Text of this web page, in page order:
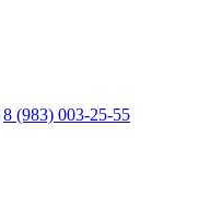
8 (983) 003-25-55